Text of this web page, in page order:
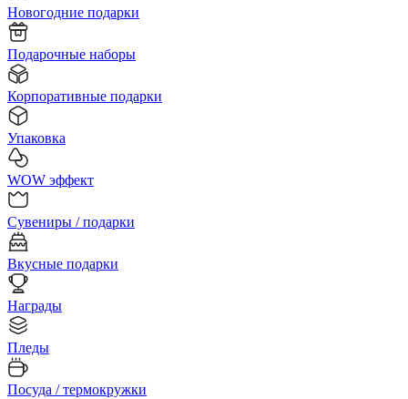
Новогодние подарки
Подарочные наборы
Корпоративные подарки
Упаковка
WOW эффект
Сувениры / подарки
Вкусные подарки
Награды
Пледы
Посуда / термокружки